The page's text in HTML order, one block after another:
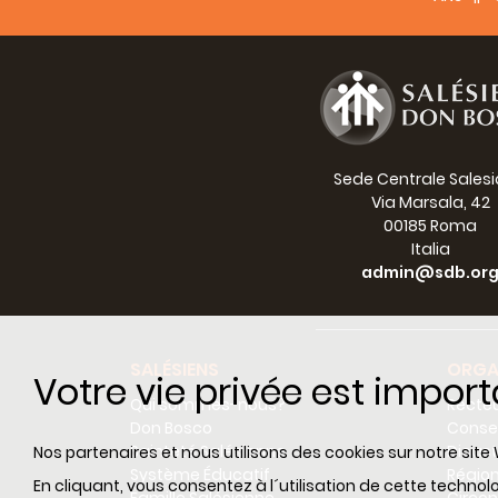
Votre vie privée est
Nos partenaires et nous utilisons des cookies sur notre
En cliquant, vous consentez à l´utilisation de cette
Dio
loro
Il
che il
Lo
Sede Centrale
Via Marsala, 42
00185 Roma
Italia
admin@sdb.org
Qui sommes-nous?
Sainteté Salésienne
Système Éducatif
Régions